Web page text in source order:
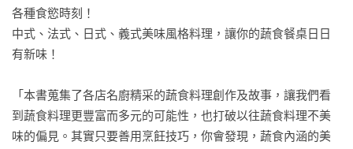
各種食慾時刻！
中式、法式、日式、義式美味風格料理，讓你的蔬食餐桌日日
有新味！
「本書蒐集了各店名廚精采的蔬食料理創作及故事，讓我們看
到蔬食料理更豐富而多元的可能性，也打破以往蔬食料理不美
味的偏見。其實只要善用烹飪技巧，你會發現，蔬食內涵的美